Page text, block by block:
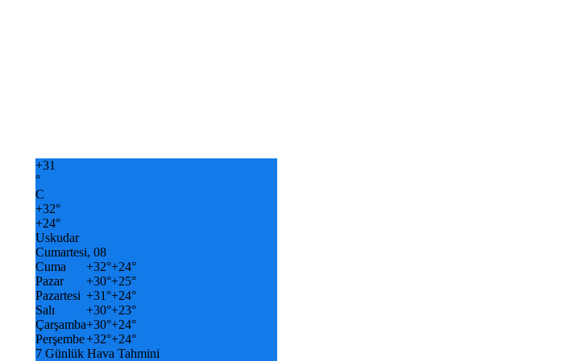
+31
°
C
+32°
+24°
Uskudar
Cumartesi, 08
Cuma
+32°+24°
Pazar
+30°+25°
Pazartesi +31°+24°
Salı
+30°+23°
Çarşamba+30°+24°
Perşembe+32°+24°
7 Günlük Hava Tahmini